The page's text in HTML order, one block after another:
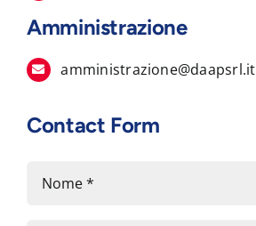
Amministrazione
amministrazione@daapsrl.it
Contact Form